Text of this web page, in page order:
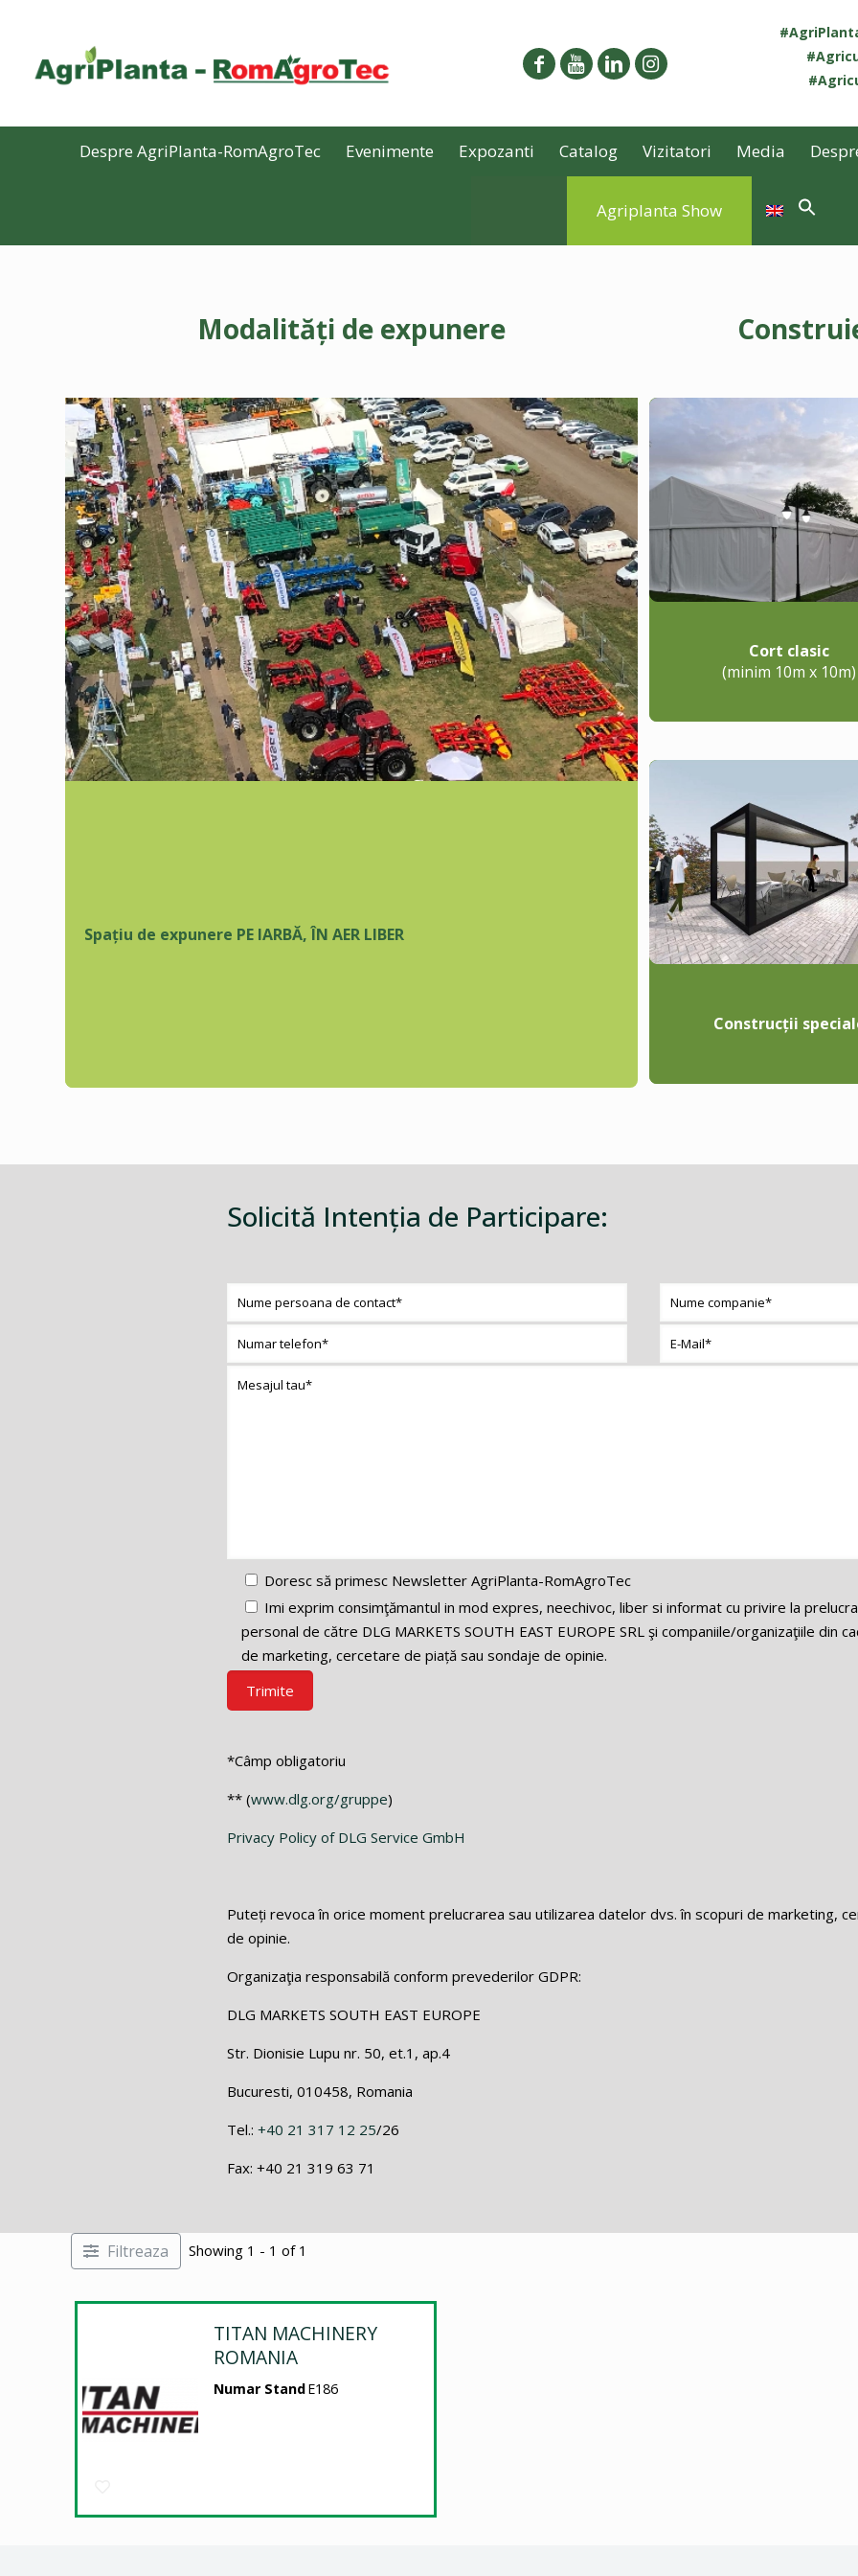
Despre AgriPlanta-RomAgroTec Evenimente Expozanti Catalog Vizitatori Media
Agriplanta Show
Modalități de expunere
Spațiu de expunere PE IARBĂ, ÎN AER LIBER
Cort clasic
(minim 10m x 10m)
Construcții
Solicită Intenţia de Participare:
Doresc să primesc Newsletter AgriPlanta-RomAgroTec
Imi exprim consimţămantul in mod expres, neechivoc, liber si informat cu privire la
personal de către DLG MARKETS SOUTH EAST EUROPE SRL şi companiile/organizaţiile din
de marketing, cercetare de piață sau sondaje de opinie.
*Câmp obligatoriu
** (www.dlg.org/gruppe)
Privacy Policy of DLG Service GmbH
Puteți revoca în orice moment prelucrarea sau utilizarea datelor dvs. în scopuri de marketing,
de opinie.
Organizaţia responsabilă conform prevederilor GDPR:
DLG MARKETS SOUTH EAST EUROPE
Str. Dionisie Lupu nr. 50, et.1, ap.4
Bucuresti, 010458, Romania
Tel.:+40 21 317 12 25/26
Fax: +40 21 319 63 71
Filtreaza Showing 1 - 1 of 1
TITAN MACHINERY
ROMANIA
Numar StandE186